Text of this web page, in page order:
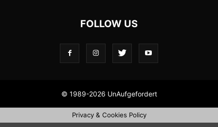
FOLLOW US
© 1989-2026 UnAufgefordert
Privacy & Cookies Policy